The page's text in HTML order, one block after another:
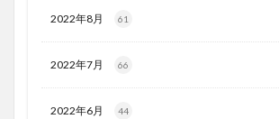
2022年8月 61
2022年7月 66
2022年6月 44